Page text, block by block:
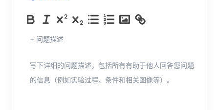
+ 问题描述
写下详细的问题描述，包括所有有助于他人回答您问题
的信息（例如实验过程、条件和相关图像等）。